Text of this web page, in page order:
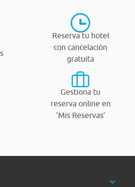
Reserva tu hotel
con cancelación
gratuita
Gestiona tu
reserva online en
‘Mis Reservas’